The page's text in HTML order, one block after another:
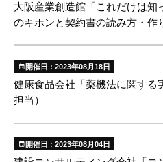
大阪産業創造館「これだけは知
のキホンと契約書の読み方・作
開催日 : 2023年08月18日
健康食品会社「薬機法に関する
担当）
開催日 : 2023年08月04日